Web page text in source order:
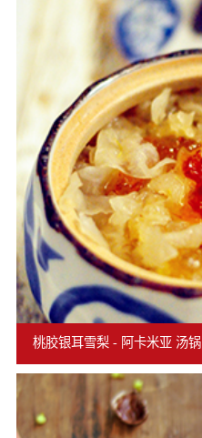
桃胶银耳雪梨 - 阿卡米亚 汤锅